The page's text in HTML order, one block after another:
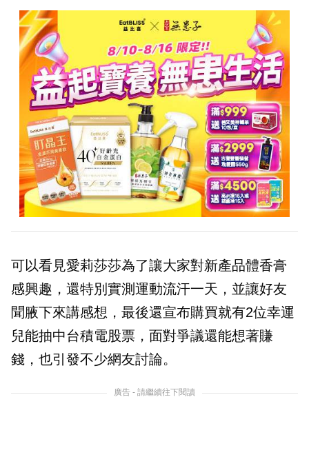
可以看見愛莉莎莎為了讓大家對新產品體香膏
感興趣，還特別實測運動流汗一天，並讓好友
聞腋下來講感想，最後還宣布購買就有2位幸運
兒能抽中台積電股票，面對爭議還能想著賺
錢，也引發不少網友討論。
廣告 - 請繼續往下閱讀